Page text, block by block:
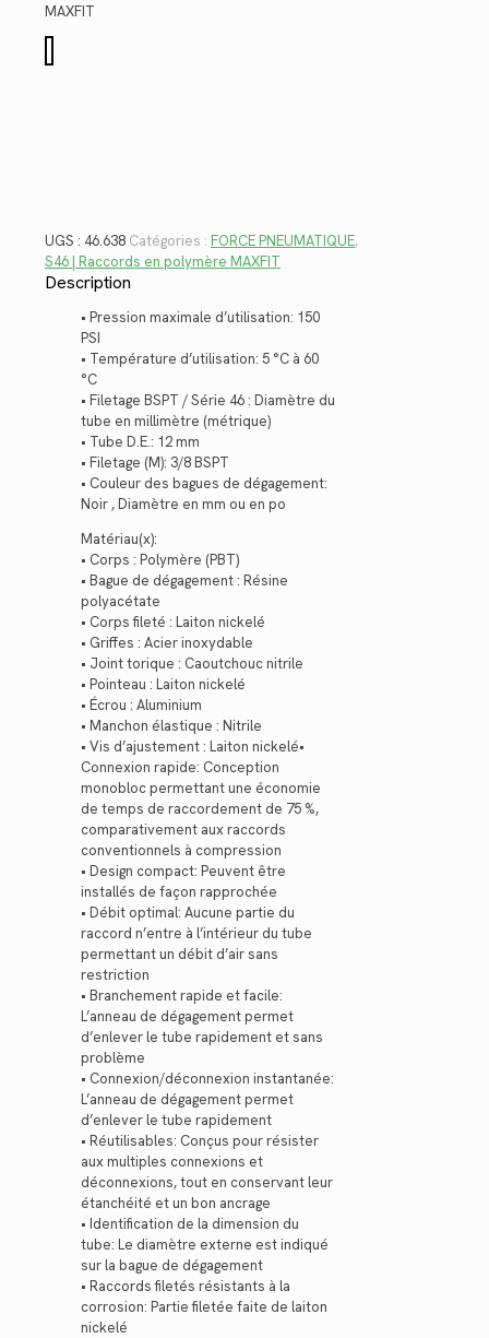
MAXFIT
de
UGS : 46.638 Catégories : FORCE PNEUMATIQUE,
S46 | Raccords en polymère MAXFIT
Description
• Pression maximale d’utilisation: 150
PSI
• Température d’utilisation: 5 °C à 60
°C
• Filetage BSPT / Série 46 : Diamètre du
tube en millimètre (métrique)
• Tube D.E.: 12 mm
• Filetage (M): 3/8 BSPT
• Couleur des bagues de dégagement:
Noir , Diamètre en mm ou en po
Matériau(x):
• Corps : Polymère (PBT)
• Bague de dégagement : Résine
polyacétate
• Corps fileté : Laiton nickelé
• Griffes : Acier inoxydable
• Joint torique : Caoutchouc nitrile
• Pointeau : Laiton nickelé
• Écrou : Aluminium
• Manchon élastique : Nitrile
• Vis d’ajustement : Laiton nickelé•
Connexion rapide: Conception
monobloc permettant une économie
de temps de raccordement de 75 %,
comparativement aux raccords
conventionnels à compression
• Design compact: Peuvent être
installés de façon rapprochée
• Débit optimal: Aucune partie du
raccord n’entre à l’intérieur du tube
permettant un débit d’air sans
restriction
• Branchement rapide et facile:
L’anneau de dégagement permet
d’enlever le tube rapidement et sans
problème
• Connexion/déconnexion instantanée:
L’anneau de dégagement permet
d’enlever le tube rapidement
• Réutilisables: Conçus pour résister
aux multiples connexions et
déconnexions, tout en conservant leur
étanchéité et un bon ancrage
• Identification de la dimension du
tube: Le diamètre externe est indiqué
sur la bague de dégagement
• Raccords filetés résistants à la
corrosion: Partie filetée faite de laiton
nickelé